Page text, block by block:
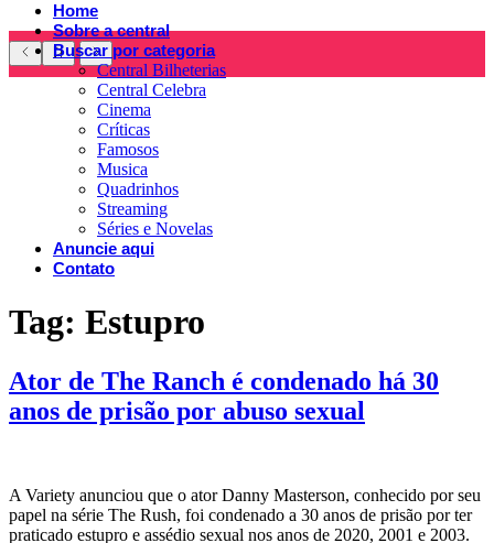
Home
Sobre a central
Buscar por categoria
Central Bilheterias
Central Celebra
Cinema
Críticas
Famosos
Musica
Quadrinhos
Streaming
Séries e Novelas
Anuncie aqui
Contato
Tag: Estupro
Ator de The Ranch é condenado há 30
anos de prisão por abuso sexual
A Variety anunciou que o ator Danny Masterson, conhecido por seu
papel na série The Rush, foi condenado a 30 anos de prisão por ter
praticado estupro e assédio sexual nos anos de 2020, 2001 e 2003.